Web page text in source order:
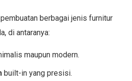
berbagai jenis furnitur
di antaranya:
maupun modern.
built-in yang presisi.